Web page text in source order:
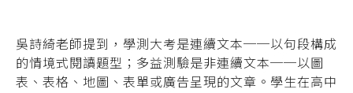
吳詩綺老師提到，學測大考是連續文本──以句段構成
的情境式閱讀題型；多益測驗是非連續文本──以圖
表、表格、地圖、表單或廣告呈現的文章。學生在高中